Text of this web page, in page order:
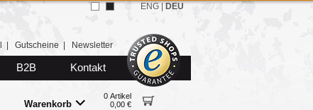
Gutscheine Newsletter
B2B Kontakt
Warenkorb
0 Artikel
0,00 €
ENG DEU